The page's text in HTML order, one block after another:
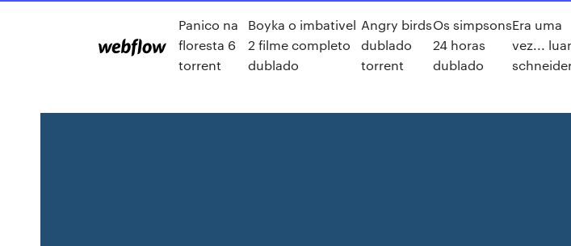
Panico na
floresta 6
torrent
Boyka o imbativel
2 filme completo
dublado
Angry birds
dublado
torrent
Os simpsons
24 horas
dublado
Era uma
vez...